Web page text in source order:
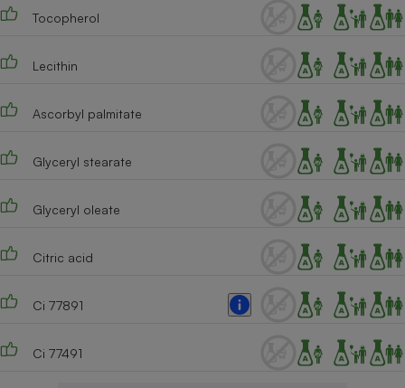
Tocopherol
Lecithin
Ascorbyl palmitate
Glyceryl stearate
Glyceryl oleate
Citric acid
Ci 77891
Ci 77491